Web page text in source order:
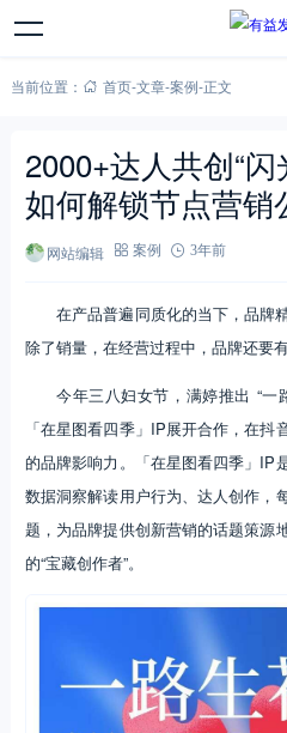
当前位置： 首页-文章-案例-正文
2000+达人共创“
如何解锁节点营销
网站编辑 案例 3年前
在产品普遍同质化的当下，品牌
除了销量，在经营过程中，品牌还要
今年三八妇女节，满婷推出 “一
「在星图看四季」IP展开合作，在
的品牌影响力。「在星图看四季」IP
数据洞察解读用户行为、达人创作，
题，为品牌提供创新营销的话题策源
的“宝藏创作者”。